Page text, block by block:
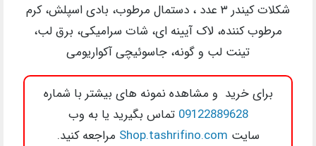
شکلات کیندر ۳ عدد ، دستمال مرطوب، بادی اسپلش، کرم
مرطوب کننده، لاک آیینه ای، شات سرامیکی، برق لب،
تینت لب و گونه، جاسوئیچی آکواریومی
برای خرید و مشاهده نمونه های بیشتر با شماره
09122889628 تماس بگیرید یا به وب
سایت Shop.tashrifino.com مراجعه کنید.